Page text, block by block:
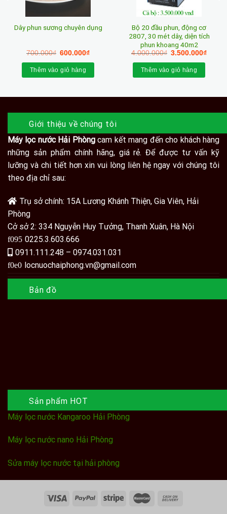
Dây phun sương chuyên dụng
700.000₫ Giá
700.000₫.
600.000₫Giá
tại
600.000₫.
Thêm vào giỏ hàng
Bộ 20 đầu phun, động cơ
2807, 30 mét dây, diện tích
phun khoang 40m2
4.000.000₫ Giá
4.000.000₫.
3.500.000₫Giá
Thêm vào giỏ hàng
Giới thiệu về chúng tôi
Máy lọc nước Hải Phòngcam kết mang đến cho khách hàng
những sản phẩm chính hãng, giá rẻ. Để được tư vấn kỹ
lưỡng và chi tiết hơn xin vui lòng liên hệ ngay với chúng tôi
theo địa chỉ sau:
Trụ sở chính: 15A Lương Khánh Thiện, Gia Viên, Hải
Phòng
Cở sở 2: 334 Nguyễn Huy Tưởng, Thanh Xuân, Hà Nội
0225.3.603.666
0911.111.248 – 0974.031.031
locnuochaiphong.vn@gmail.com
Bản đồ
Sản phẩm HOT
Máy lọc nước Kangaroo Hải Phòng
Máy lọc nước nano Hải Phòng
Sửa máy lọc nước tại hải phòng